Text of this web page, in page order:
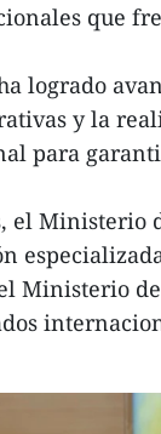
que
logrado
y la
para
el Ministerio
Ministerio